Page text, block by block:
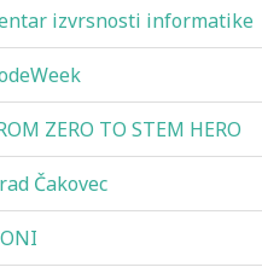
izvrsnosti informatike
ZERO TO STEM HERO
Čakovec